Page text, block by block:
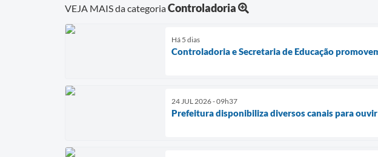
VEJA MAIS da categoriaControladoria
Há 5 dias
Controladoria e Secretaria de Educação
24 JUL 2026 - 09h37
Prefeitura disponibiliza diversos canais para